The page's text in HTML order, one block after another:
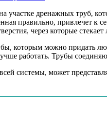
участке дренажных труб,
правильно, привлечет к
через которые стекает
которым можно придать
работать. Трубы
системы, может